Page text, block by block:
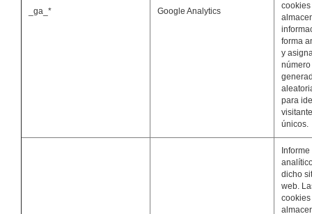
_ga_* Google Analytics
cookies
forma
y
número
para
únicos.
Informe
dicho
web.
cookies